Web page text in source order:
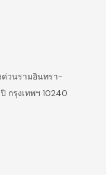
วนรามอินทรา-
กรุงเทพฯ 10240